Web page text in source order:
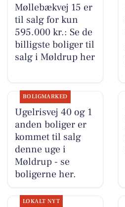
Møllebækvej 15 er
til salg for kun
595.000 kr.: Se de
billigste boliger til
salg i Møldrup her
BOLIGMARKED
Ugelrisvej 40 og 1
anden boliger er
kommet til salg
denne uge i
Møldrup - se
boligerne her.
LOKALT NYT